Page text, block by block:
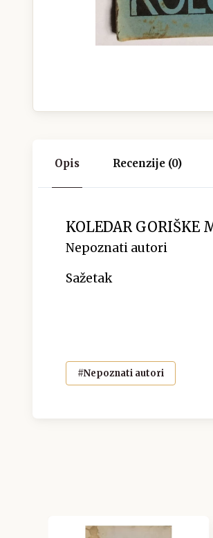
Opis Recenzije (0)
KOLEDAR GORIŠKE
Nepoznati autori
Sažetak
#Nepoznati autori